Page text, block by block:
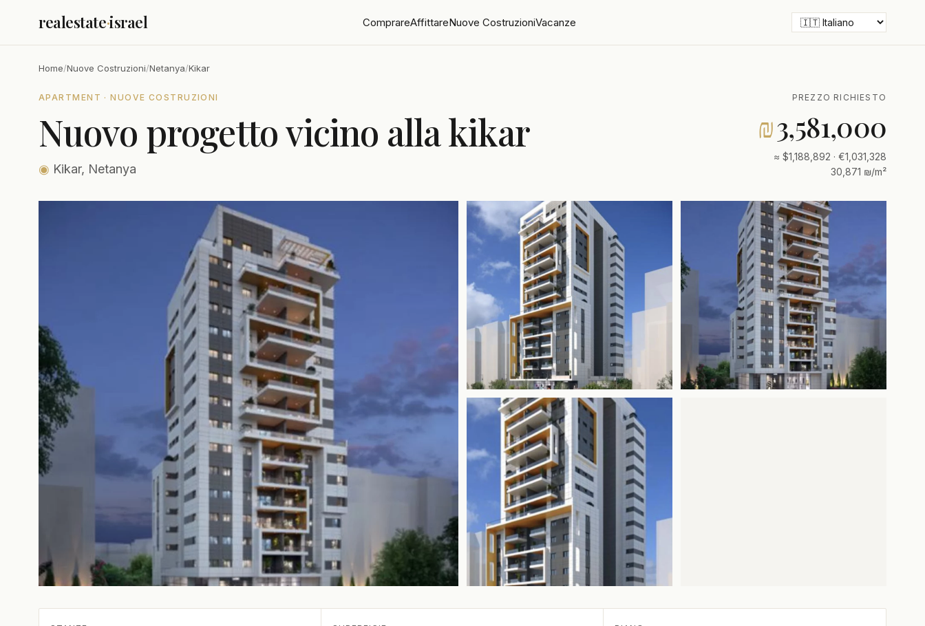
realestate·israel ComprareAffittareNuove CostruzioniVacanze
Home/Nuove Costruzioni/Netanya/Kikar
APARTMENT · NUOVE COSTRUZIONI
Nuovo progetto vicino alla kikar
◉ Kikar, Netanya
PREZZO RICHIESTO
₪3,581,000
≈ $1,188,892 · €1,031,328
30,871 ₪/m²